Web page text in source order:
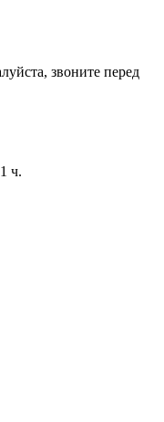
звоните перед
ч.